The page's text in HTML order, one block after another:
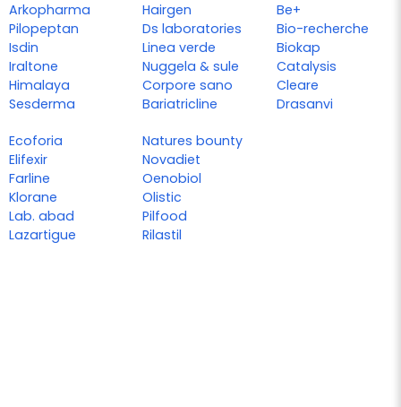
Arkopharma
Pilopeptan
Isdin
Iraltone
Himalaya
Sesderma
Hairgen
Ds laboratories
Linea verde
Nuggela & sule
Corpore sano
Bariatricline
Be+
Bio-recherche
Biokap
Catalysis
Cleare
Drasanvi
Ecoforia
Elifexir
Farline
Klorane
Lab. abad
Lazartigue
Natures bounty
Novadiet
Oenobiol
Olistic
Pilfood
Rilastil